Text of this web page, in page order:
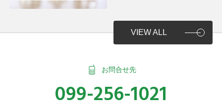
VIEW ALL
お問合せ先
099-256-1021